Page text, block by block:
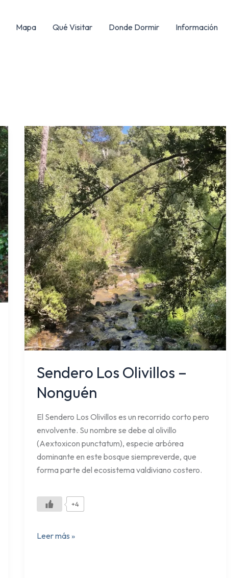
Mapa Qué Visitar Donde Dormir Información
Sendero Los Olivillos –
Nonguén
El Sendero Los Olivillos es un recorrido corto pero
envolvente. Su nombre se debe al olivillo
(Aextoxicon punctatum), especie arbórea
dominante en este bosque siempreverde, que
forma parte del ecosistema valdiviano costero.
+4
Sendero
Los
Olivillos
–
Nonguén
Leer más »